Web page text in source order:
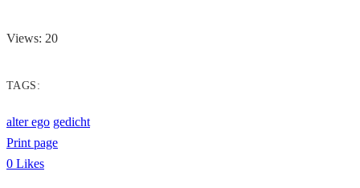
Views: 20
TAGS:
alter ego gedicht
Print page
0 Likes